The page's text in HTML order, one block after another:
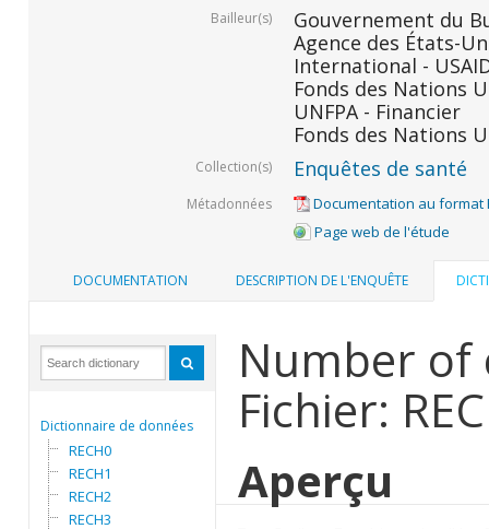
Bailleur(s)
Gouvernement du
Agence des États-
International -
Fonds des Nations
UNFPA - Financier
Fonds des Nations
Collection(s) Enquêtes de santé
Métadonnées
Documentation au format
Page web de l'étude
DOCUMENTATION DESCRIPTION DE L'ENQUÊTE
Dictionnaire de données
RECH0
RECH1
RECH2
RECH3
Number of
Fichier:
Aperçu